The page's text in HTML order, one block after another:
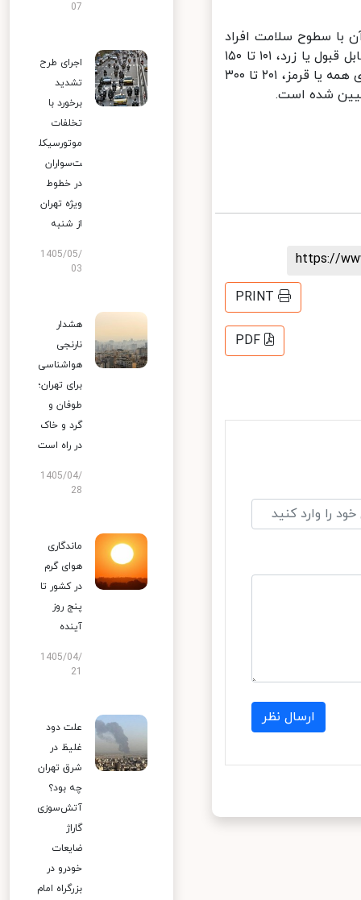
سطوح سلامت افراد
است که به ترتیب از صفر تا ۵۰ در شرایط پاک یا سبز، ۵۱ تا ۱۰۰ در شرایط قابل قبول یا زرد، ۱۰۱ تا ۱۵۰
در شرایط ناسالم برای گروه حساس یا نارنجی، ۱۵۱ تا ۲۰۰ در شرایط ناسالم برای همه یا قرمز، ۲۰۱ تا ۳۰۰
https://
PRINT
PDF
ارسال نظر
07
اجرای طرح
تشدید
برخورد با
تخلفات
موتورسیکل
ت‌سواران
در خطوط
ویژه تهران
از شنبه
1405/05/
03
هشدار
نارنجی
هواشناسی
برای تهران؛
طوفان و
گرد و خاک
در راه است
1405/04/
28
ماندگاری
هوای گرم
در کشور تا
پنج روز
آینده
1405/04/
علت دود
غلیظ در
شرق تهران
چه بود؟
آتش‌سوزی
گاراژ
ضایعات
خودرو در
بزرگراه امام